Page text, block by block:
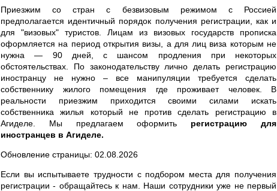
Приезжим со стран с безвизовым режимом с Россией
предполагается идентичный порядок получения регистрации, как и
для "визовых" туристов. Лицам из визовых государств прописка
оформляется на период открытия визы, а для лиц виза которым не
нужна — 90 дней, с шансом продления при некоторых
обстоятельствах. По законодательству лично делать регистрацию
иностранцу не нужно – все манипуляции требуется сделать
собственнику жилого помещения где проживает человек. В
реальности приезжим приходится своими силами искать
собственника жилья который не против сделать регистрацию в
Агиделе. Мы предлагаем оформить регистрацию для
иностранцев в Агиделе.
Обновление страницы: 02.08.2026
Если вы испытываете трудности с подбором места для получения
регистрации - обращайтесь к нам. Наши сотрудники уже не первый